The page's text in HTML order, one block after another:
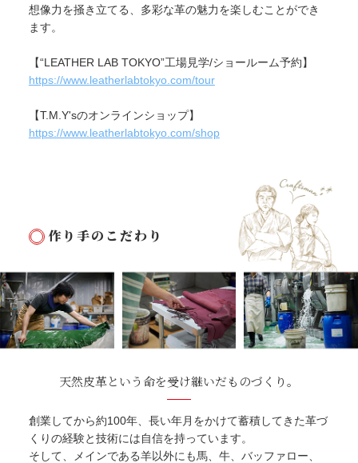
想像力を掻き立てる、多彩な革の魅力を楽しむことができ
ます。
【“LEATHER LAB TOKYO”工場見学/ショールーム予約】
https://www.leatherlabtokyo.com/tour
【T.M.Y'sのオンラインショップ】
https://www.leatherlabtokyo.com/shop
作り手のこだわり
天然皮革という命を受け継いだものづくり。
創業してから約100年、長い年月をかけて蓄積してきた革づ
くりの経験と技術には自信を持っています。
そして、メインである羊以外にも馬、牛、バッファロー、